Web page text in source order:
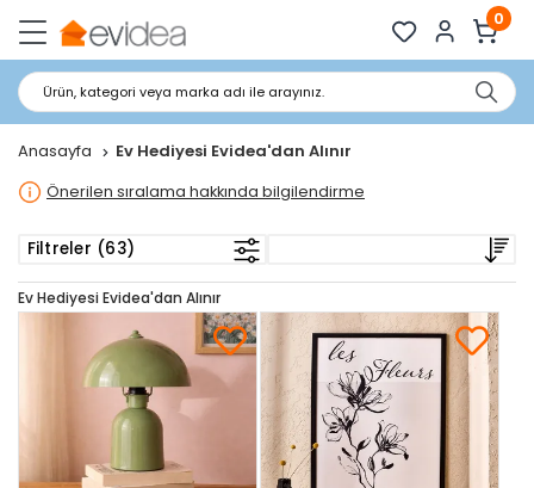
0
Ürün, kategori veya marka adı ile arayınız.
Anasayfa Ev Hediyesi Evidea'dan Alınır
Önerilen sıralama hakkında bilgilendirme
Filtreler (63)
Ev Hediyesi Evidea'dan Alınır